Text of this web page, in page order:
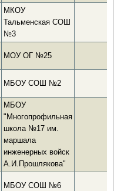
МКОУ
Тальменская СОШ
№3
МОУ ОГ №25
МБОУ СОШ №2
МБОУ
"Многопрофильная
школа №17 им.
маршала
инженерных войск
А.И.Прошлякова"
МБОУ СОШ №6